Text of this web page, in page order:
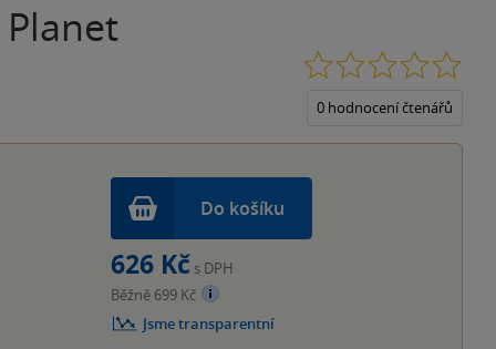
0 hodnocení čtenářů
Do košíku
626 Kč s DPH
Běžně 699 Kč
Jsme transparentní